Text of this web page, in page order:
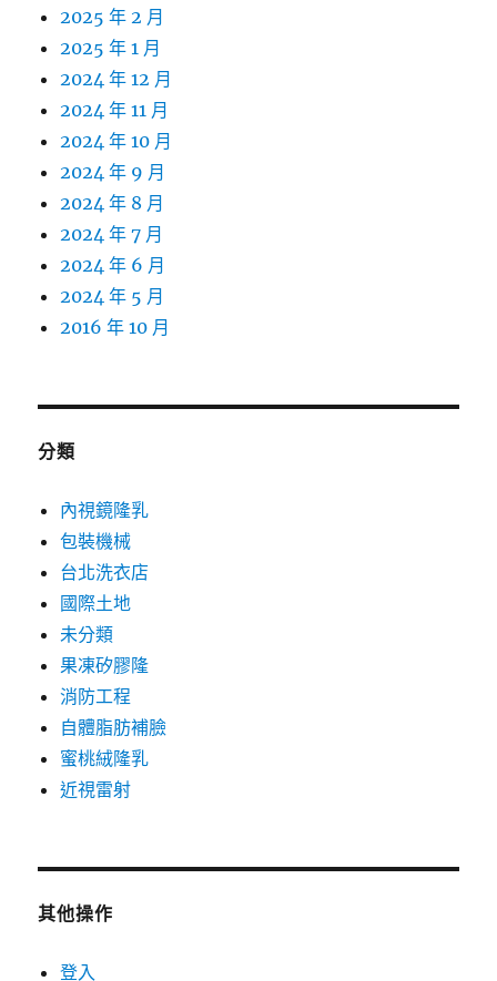
2025 年 2 月
2025 年 1 月
2024 年 12 月
2024 年 11 月
2024 年 10 月
2024 年 9 月
2024 年 8 月
2024 年 7 月
2024 年 6 月
2024 年 5 月
2016 年 10 月
分類
內視鏡隆乳
包裝機械
台北洗衣店
國際土地
未分類
果凍矽膠隆
消防工程
自體脂肪補臉
蜜桃絨隆乳
近視雷射
其他操作
登入